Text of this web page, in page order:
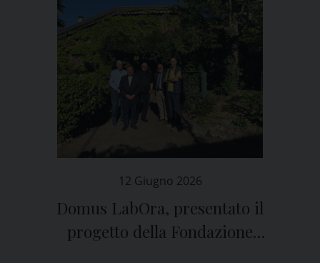
12 Giugno 2026
Domus LabOra, presentato il
progetto della Fondazione